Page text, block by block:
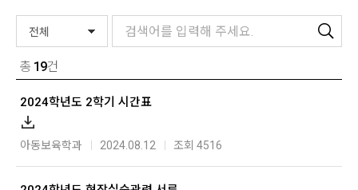
총 19건
2024학년도 2학기 시간표
아동보육학과 2024.08.12 조회 4516